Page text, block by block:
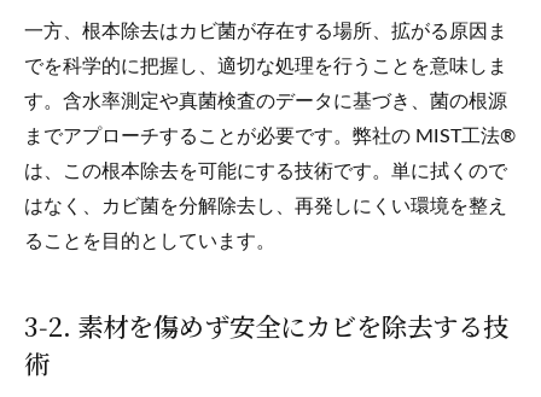
一方、根本除去はカビ菌が存在する場所、拡がる原因ま
でを科学的に把握し、適切な処理を行うことを意味しま
す。含水率測定や真菌検査のデータに基づき、菌の根源
までアプローチすることが必要です。弊社の MIST工法®
は、この根本除去を可能にする技術です。単に拭くので
はなく、カビ菌を分解除去し、再発しにくい環境を整え
ることを目的としています。
3‑2. 素材を傷めず安全にカビを除去する技
術